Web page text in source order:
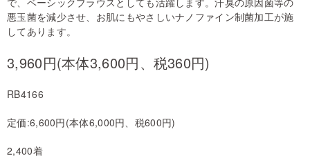
悪玉菌を減少させ、お肌にもやさしいナノファイン制菌加工が施
してあります。
3,960円(本体3,600円、税360円)
RB4166
定価:6,600円(本体6,000円、税600円)
2,400着